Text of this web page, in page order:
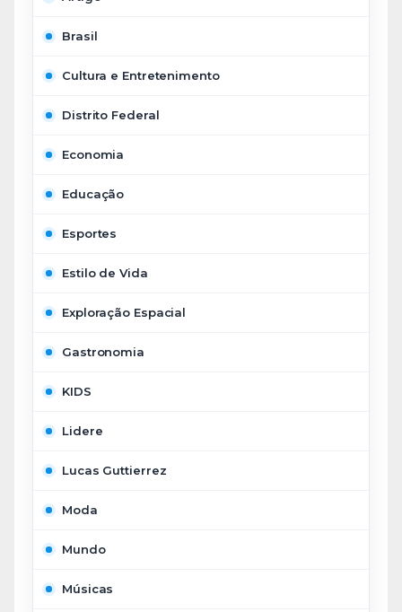
Brasil
Cultura e Entretenimento
Distrito Federal
Economia
Educação
Esportes
Estilo de Vida
Exploração Espacial
Gastronomia
KIDS
Lidere
Lucas Guttierrez
Moda
Mundo
Músicas